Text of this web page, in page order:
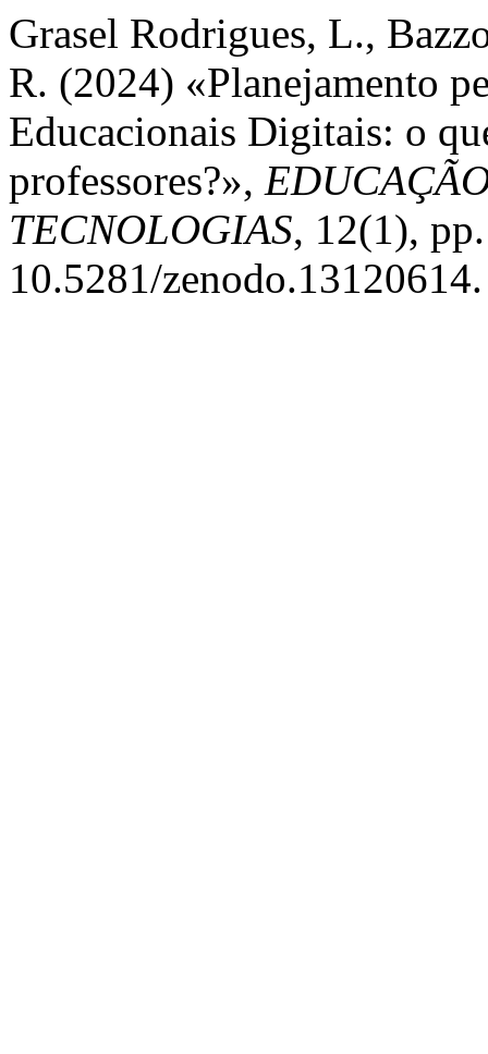
Grasel Rodrigues, L.,
R. (2024) «Planejamento
Educacionais Digitais: o
professores?»,
TECNOLOGIAS, 12(1),
10.5281/zenodo.13120614.